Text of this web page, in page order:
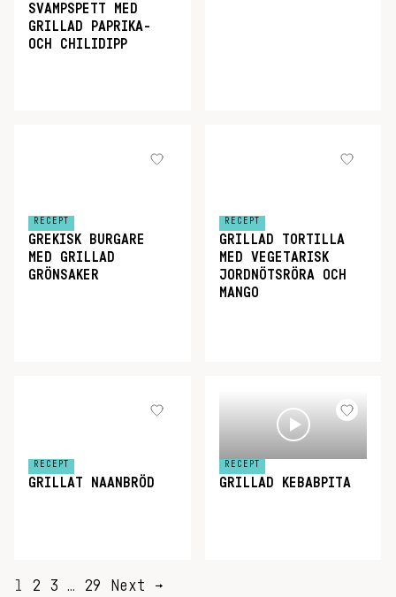
SVAMPSPETT MED
GRILLAD PAPRIKA-
OCH CHILIDIPP
RECEPT
GREKISK BURGARE
MED GRILLAD
GRÖNSAKER
RECEPT
GRILLAD TORTILLA
MED VEGETARISK
JORDNÖTSRÖRA OCH
MANGO
RECEPT
GRILLAT NAANBRÖD
RECEPT
GRILLAD KEBABPITA
SIDNUMRERING
1 2 3 … 29 Next →